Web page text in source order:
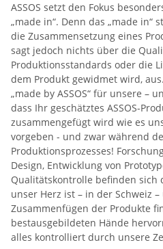
ASSOS setzt den Fokus
„made in“. Denn das „made
die Zusammensetzung eines
sagt jedoch nichts über die
Produktionsstandards oder die
dem Produkt gewidmet wird,
„made by ASSOS“ für unsere –
dass Ihr geschätztes ASSOS-
zusammengefügt wird wie es
vorgeben - und zwar während
Produktionsprozesses!
Design, Entwicklung von
Qualitätskontrolle befinden sich
unser Herz ist – in der Schweiz
Zusammenfügen der Produkte
bestausgebildeten Hände
alles kontrolliert durch unsere